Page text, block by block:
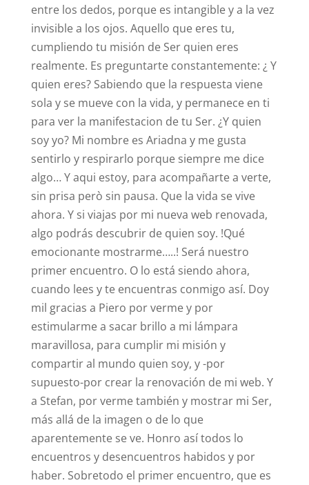
entre los dedos, porque es intangible y a la vez
invisible a los ojos. Aquello que eres tu,
cumpliendo tu misión de Ser quien eres
realmente. Es preguntarte constantemente: ¿ Y
quien eres? Sabiendo que la respuesta viene
sola y se mueve con la vida, y permanece en ti
para ver la manifestacion de tu Ser. ¿Y quien
soy yo? Mi nombre es Ariadna y me gusta
sentirlo y respirarlo porque siempre me dice
algo… Y aqui estoy, para acompañarte a verte,
sin prisa però sin pausa. Que la vida se vive
ahora. Y si viajas por mi nueva web renovada,
algo podrás descubrir de quien soy. !Qué
emocionante mostrarme…..! Será nuestro
primer encuentro. O lo está siendo ahora,
cuando lees y te encuentras conmigo así. Doy
mil gracias a Piero por verme y por
estimularme a sacar brillo a mi lámpara
maravillosa, para cumplir mi misión y
compartir al mundo quien soy, y -por
supuesto-por crear la renovación de mi web. Y
a Stefan, por verme también y mostrar mi Ser,
más allá de la imagen o de lo que
aparentemente se ve. Honro así todos lo
encuentros y desencuentros habidos y por
haber. Sobretodo el primer encuentro, que es